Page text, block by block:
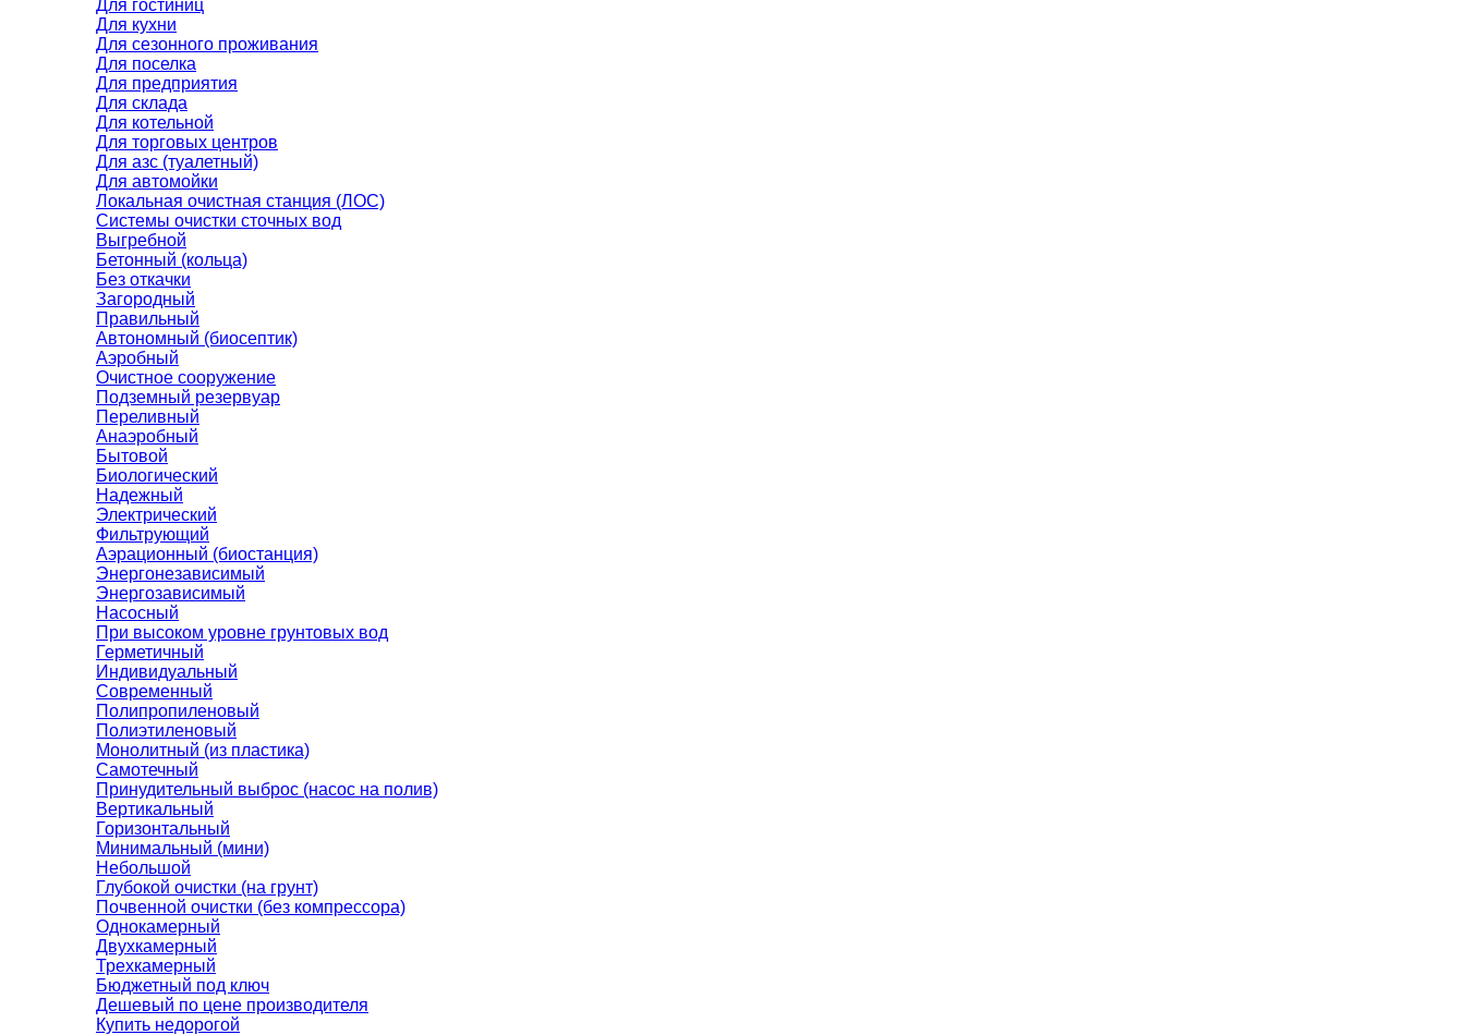
Для гостиниц
Для кухни
Для сезонного проживания
Для поселка
Для предприятия
Для склада
Для котельной
Для торговых центров
Для азс (туалетный)
Для автомойки
Локальная очистная станция (ЛОС)
Системы очистки сточных вод
Выгребной
Бетонный (кольца)
Без откачки
Загородный
Правильный
Автономный (биосептик)
Аэробный
Очистное сооружение
Подземный резервуар
Переливный
Анаэробный
Бытовой
Биологический
Надежный
Электрический
Фильтрующий
Аэрационный (биостанция)
Энергонезависимый
Энергозависимый
Насосный
При высоком уровне грунтовых вод
Герметичный
Индивидуальный
Современный
Полипропиленовый
Полиэтиленовый
Монолитный (из пластика)
Самотечный
Принудительный выброс (насос на полив)
Вертикальный
Горизонтальный
Минимальный (мини)
Небольшой
Глубокой очистки (на грунт)
Почвенной очистки (без компрессора)
Однокамерный
Двухкамерный
Трехкамерный
Бюджетный под ключ
Дешевый по цене производителя
Купить недорогой